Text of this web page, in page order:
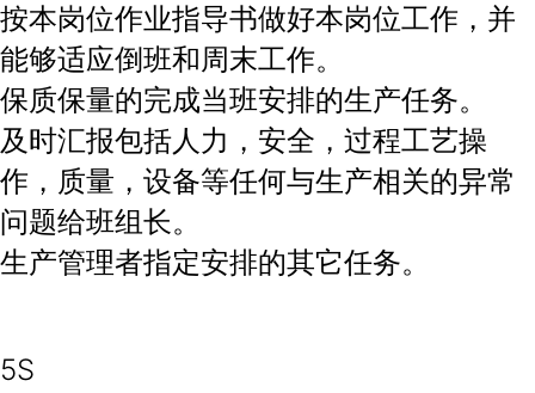
按本岗位作业指导书做好本岗位工作，并
能够适应倒班和周末工作。
保质保量的完成当班安排的生产任务。
及时汇报包括人力，安全，过程工艺操
作，质量，设备等任何与生产相关的异常
问题给班组长。
生产管理者指定安排的其它任务。
5S